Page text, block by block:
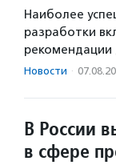
Наиболее
разработки
Новости ·
В России
в сфере